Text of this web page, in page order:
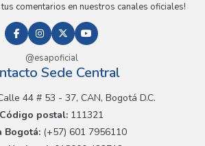
tus comentarios en nuestros canales oficiales!
@esapoficial
Sede Central
44 # 53 - 37, CAN, Bogotá D.C.
Código postal: 111321
Bogotá:(+57) 601 7956110